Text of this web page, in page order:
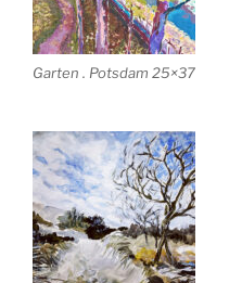
Garten . Potsdam 25×37